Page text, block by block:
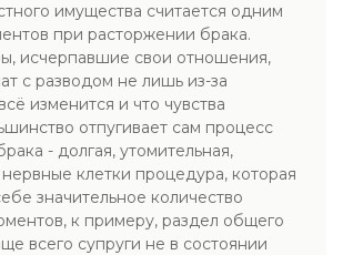
имущества считается одним
при расторжении брака.
исчерпавшие свои отношения,
с разводом не лишь из-за
изменится и что чувства
отпугивает сам процесс
- долгая, утомительная,
клетки процедура, которая
значительное количество
к примеру, раздел общего
всего супруги не в состоянии